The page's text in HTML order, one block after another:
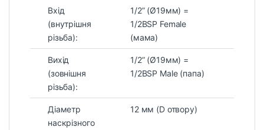
Вхід
(внутрішня
різьба):
1/2” (Ø19мм) =
1/2BSP Female
(мама)
Вихід
(зовнішня
різьба):
1/2” (Ø19мм) =
1/2BSP Male (папа)
Діаметр
наскрізного
12 мм (D отвору)